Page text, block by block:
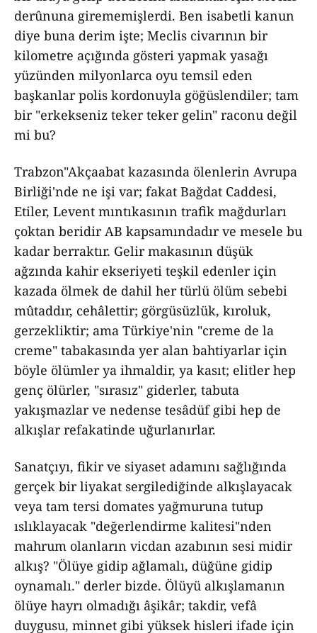
derûnuna girememişlerdi. Ben isabetli kanun
diye buna derim işte; Meclis civarının bir
kilometre açığında gösteri yapmak yasağı
yüzünden milyonlarca oyu temsil eden
başkanlar polis kordonuyla göğüslendiler; tam
bir "erkekseniz teker teker gelin" raconu değil
mi bu?
Trabzon"Akçaabat kazasında ölenlerin Avrupa
Birliği'nde ne işi var; fakat Bağdat Caddesi,
Etiler, Levent mıntıkasının trafik mağdurları
çoktan beridir AB kapsamındadır ve mesele bu
kadar berraktır. Gelir makasının düşük
ağzında kahir ekseriyeti teşkil edenler için
kazada ölmek de dahil her türlü ölüm sebebi
mûtaddır, cehâlettir; görgüsüzlük, kıroluk,
gerzekliktir; ama Türkiye'nin "creme de la
creme" tabakasında yer alan bahtiyarlar için
böyle ölümler ya ihmaldir, ya kasıt; elitler hep
genç ölürler, "sırasız" giderler, tabuta
yakışmazlar ve nedense tesâdüf gibi hep de
alkışlar refakatinde uğurlanırlar.
Sanatçıyı, fikir ve siyaset adamını sağlığında
gerçek bir liyakat sergilediğinde alkışlayacak
veya tam tersi domates yağmuruna tutup
ıslıklayacak "değerlendirme kalitesi"nden
mahrum olanların vicdan azabının sesi midir
alkış? "Ölüye gidip ağlamalı, düğüne gidip
oynamalı." derler bizde. Ölüyü alkışlamanın
ölüye hayrı olmadığı âşikâr; takdir, vefâ
duygusu, minnet gibi yüksek hisleri ifade için